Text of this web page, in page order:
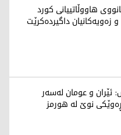
هاووڵاتییانی کورد
زەویەکانیان داگیردەکرێت
ئێران و عومان لەسەر
نوێ لە هورمز